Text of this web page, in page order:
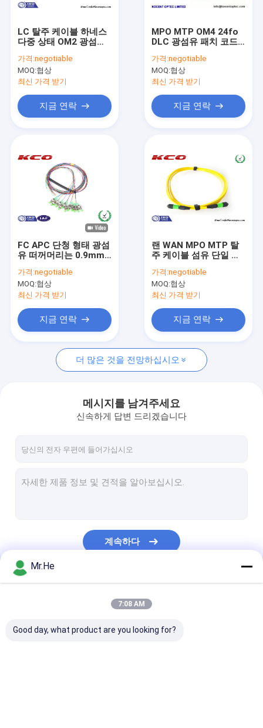
제품
비디오
우리 에 관한 것
저희와 연락
뉴스
인용 을 요청 하십시오
광 점퍼 코드
광섬유 고속 커넥터
광섬유 터미널 박스
광섬유 커넥터
LC 탈주 케이블 하네스
다중 상태 OM2 광섬유
MPO
가격:negotiable
MOQ:협상
최신 가격 받기
지금 연락
MPO MTP OM4 24fo
DLC 광섬유 패치 코드
MPO 어댑터
가격:negotiable
MOQ:협상
최신 가격 받기
지금 연락
FC APC 단청 형태 광섬
유 떠꺼머리는 0.9mm
이블을 답니다
가격:negotiable
MOQ:협상
최신 가격 받기
지금 연락
랜 WAN MPO MTP 탈
주 케이블 섬유 단일 모
24의 핵심
가격:negotiable
MOQ:협상
최신 가격 받기
지금 연락
더 많은 것을 전망하십시오
메시지를 남겨주세요
신속하게 답변 드리겠습니다
계속하다
Mr.He
7:08 AM
Good day, what product are you looking for?